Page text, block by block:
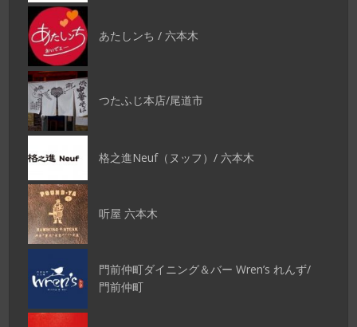
あたしンち / 六本木
つたふじ本店/尾道市
格之進Neuf（ヌッフ）/ 六本木
听屋 六本木
門前仲町ダイニング＆バー Wren’s れんず/
門前仲町